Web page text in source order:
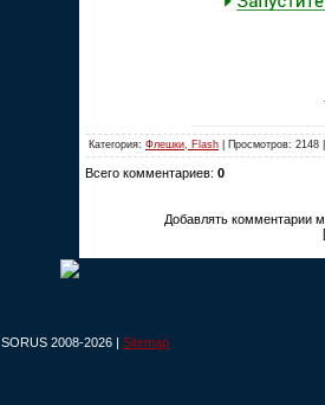
Категория: Флешки, Flash | Просмотров:
Всего комментариев: 0
Добавлять комментарии
SORUS 2008-2026 | Sitemap